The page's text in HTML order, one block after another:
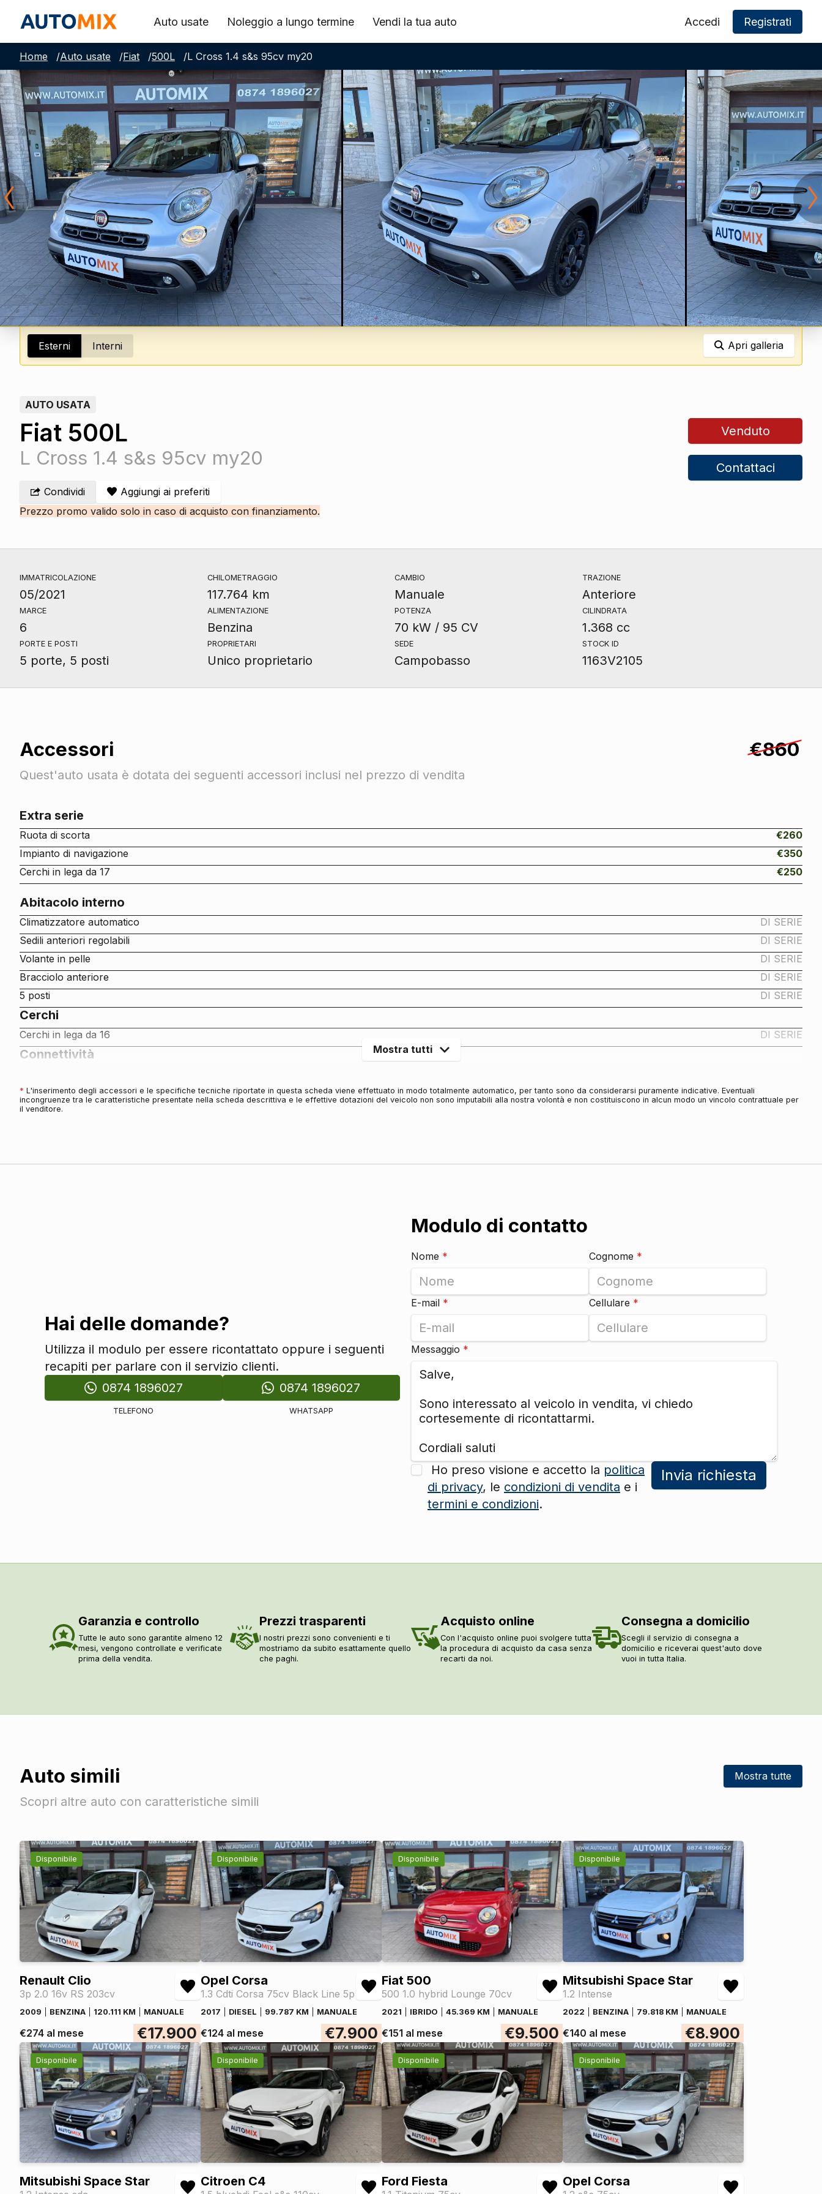
Auto usate Noleggio a lungo termine Vendi la tua auto Accedi Registrati
Home /Auto usate /Fiat /500L /L Cross 1.4 s&s 95cv my20
Esterni Interni Apri galleria
AUTO USATA
Fiat 500L
L Cross 1.4 s&s 95cv my20
Condividi Aggiungi ai preferiti
Venduto
Contattaci
Prezzo promo valido solo in caso di acquisto con finanziamento.
IMMATRICOLAZIONE
05/2021
CHILOMETRAGGIO
117.764 km
CAMBIO
Manuale
TRAZIONE
Anteriore
MARCE
6
ALIMENTAZIONE
Benzina
POTENZA
70 kW / 95 CV
CILINDRATA
1.368 cc
PORTE E POSTI
5 porte, 5 posti
PROPRIETARI
Unico proprietario
SEDE
Campobasso
STOCK ID
1163V2105
Accessori €860
Quest'auto usata è dotata dei seguenti accessori inclusi nel prezzo di vendita
Extra serie
Ruota di scorta
€260
Impianto di navigazione
€350
Cerchi in lega da 17
€250
Abitacolo interno
Climatizzatore automatico
DI SERIE
Sedili anteriori regolabili
DI SERIE
Volante in pelle
DI SERIE
Bracciolo anteriore
DI SERIE
5 posti
DI SERIE
Cerchi
Cerchi in lega da 16 DI SERIE
Connettività
Connessione ios - android
Esterni
Alzacristalli elettrici
DI SERIE
Alzacristalli elettrici posteriori
Mostra tutti
* L'inserimento degli accessori e le specifiche tecniche riportate in questa scheda viene effettuato in modo totalmente automatico, per tanto sono da considerarsi puramente indicative. Eventuali
incongruenze tra le caratteristiche presentate nella scheda descrittiva e le effettive dotazioni del veicolo non sono imputabili alla nostra volontà e non costituiscono in alcun modo un vincolo contrattuale per
il venditore.
Hai delle domande?
Utilizza il modulo per essere ricontattato oppure i seguenti
recapiti per parlare con il servizio clienti.
0874 1896027
TELEFONO
0874 1896027
WHATSAPP
Modulo di contatto
Nome * Cognome *
E-mail * Cellulare *
Messaggio *
Ho preso visione e accetto la politica
di privacy, le condizioni di vendita e i
termini e condizioni.
Invia richiesta
Garanzia e controllo
Tutte le auto sono garantite almeno 12
mesi, vengono controllate e verificate
prima della vendita.
Prezzi trasparenti
I nostri prezzi sono convenienti e ti
mostriamo da subito esattamente quello
che paghi.
Acquisto online
Con l'acquisto online puoi svolgere tutta
la procedura di acquisto da casa senza
recarti da noi.
Consegna a domicilio
Scegli il servizio di consegna a
domicilio e riceverai quest'auto dove
vuoi in tutta Italia.
Auto simili
Scopri altre auto con caratteristiche simili
Mostra tutte
Disponibile
Renault Clio
3p 2.0 16v RS 203cv
2009 BENZINA 120.111 KM MANUALE
€274 al mese €17.900
Disponibile
Opel Corsa
1.3 Cdti Corsa 75cv Black Line 5p
2017 DIESEL 99.787 KM MANUALE
€124 al mese €7.900
Disponibile
Fiat 500
500 1.0 hybrid Lounge 70cv
2021 IBRIDO 45.369 KM MANUALE
€151 al mese €9.500
Disponibile
Mitsubishi Space Star
1.2 Intense
2022 BENZINA 79.818 KM MANUALE
€140 al mese €8.900
Disponibile
Mitsubishi Space Star
Disponibile
Citroen C4
Disponibile
Ford Fiesta
Disponibile
Opel Corsa